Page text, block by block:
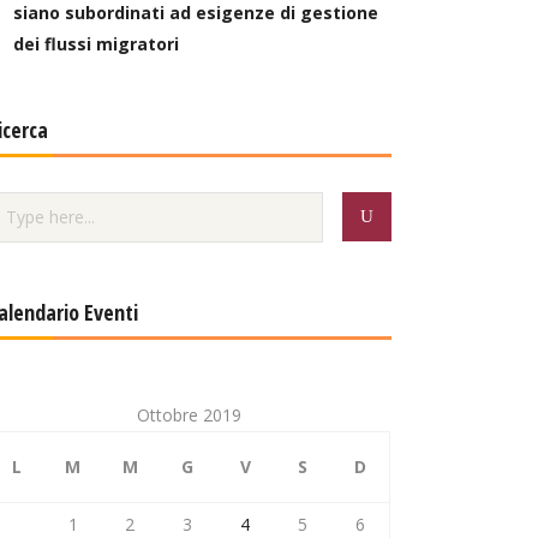
siano subordinati ad esigenze di gestione
dei flussi migratori
Eventi
Ottobre 2019
L M M G V S D
1 2 3 4 5 6